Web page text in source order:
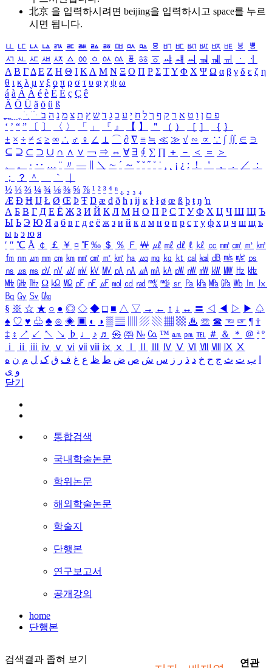
北京 을 입력하시려면 beijing을 입력하시고 space를 누르
시면 됩니다.
ㅥ ㅦ ㅧ ㅨ ㅩ ㅪ ㅫ ㅬ ㅭ ㅮ ㅯ ㅰ ㅱ ㅲ ㅳ ㅴ ㅵ ㅶ ㅷ ㅸ
ㅹ
ㅺ ㅻ ㅼ ㅽ ㅾ ㅿ ㆀ ㆁ ㆂ ㆃ ㆄ ㆅ ㆆ ㆇ ㆈ ㆉ ㆊ ㆋ ㆌ ㆍ
ㆎ
Α Β ΓΔ Ε Ζ Η Θ Ι ΚΛ Μ Ν Ξ Ο Π Ρ Σ ΤΥ Φ Χ Ψ Ω α β γ δ ε ζ η
θ ι κ λ μ ν ξ ο π ρ σ τ υ φ χ ψ ω
á à Á À é è É È ç Ç ê
Ä Ö Ü ä ö ü ß
ִֶֹ ֻּ ׁׂ פ ם ן ו ט א ר ק ף ך ל ח י ע כ ג ד ש ץ ת צ מ נ ה ב
‘ ’ “ ” 〔 〕 〈 〉 「 」 『 』 【 】 ＂ （ ） ［ ］ ｛ ｝
± × ÷ ≠ ≤ ≥ ∞ ∴ ♂ ♀ ∠ ⊥ ⌒ ∂ ∇ ≡ ≒ ≪ ≫ √ ∽ ∝ ∵ ∫ ∬ ∈ ∋
⊆ ⊇ ⊂ ⊃ ∪ ∩ ∧ ∨ ￢ ⇒ ⇔ ∀ ∃ ∮ ∑ ∏ ＋ － ＜ ＝
＞
、
。 · ‥ … ¨ 〃 ― ＼ ∼ ´ ～ ˇ ˘ ˝ ˚ ˙ ¸ ¡ ¿ ː ！ ＇ ， ． ／
：
；
？ ＾ ｀
½ ⅓ ⅔ ¼ ¾ ⅛ ⅜ ⅝ ⅞ ¹ ² ³ ⁴ ⁿ ₁ ₂ ₃ ₄
Æ Ð Ħ Ĳ Ł Ø Œ Þ Ŧ Ŋ æ đ ð ħ ı ĳ ĸ ŀ ł ø œ ß þ ŧ ŋ ŉ
А Б В Г Д Е Ё Ж З И Й К Л М Н О П Р С Т У Ф Х Ц Ч Ш Щ Ъ
Ы Ь Э Ю Я а б в г д е ё ж з и й к л м н о п р с т у ф х ц ч ш щ ъ
ы ь э ю я
′ ″ ℃ Å ￠ ￡ ￥ ¤ ℉ ‰ ＄ ％ Ｆ ￦ ㎕ ㎖ ㎗ ℓ ㎘ ㏄ ㎣ ㎤ ㎥ ㎦
㎙ ㎚ ㎛ ㎜ ㎝ ㎞ ㎟ ㎠ ㎡ ㎢ ㏊ ㎍ ㎎ ㎏ ㏏ ㎈ ㎉ ㏈ ㎧ ㎨ ㎰
㎱ ㎲ ㎳ ㎴ ㎵ ㎶ ㎷ ㎸ ㎹ ㎀ ㎁ ㎂ ㎃ ㎄ ㎺ ㎻ ㎽ ㎾ ㎿ ㎐ ㎑
㎒ ㎓ ㎔ Ω ㏀ ㏁ ㎊ ㎋ ㎌ ㏖ ㏅ ㎭ ㎮ ㎯ ㏛ ㎩ ㎪ ㎫ ㎬ ㏝ ㏐
㏓
㏃ ㏉ ㏜ ㏆
§ ※ ☆ ★ ○ ● ◎ ◇ ◆ □ ■ △ ▽ → ← ↑ ↓ ↔ 〓 ◁ ◀ ▷ ▶ ♤
♠ ♡ ♥ ♧ ♣ ⊙ ◈ ▣ ◐ ◑ ▒ ▤ ▨ ▧ ▦ ▩ ♨ ☏ ☎ ☜ ☞ ¶ †
‡ ↕ ↗ ↙ ↖ ↘ ♭ ♩ ♪ ♬ ㉿ ㈜ № ㏇ ™ ㏂ ㏘ ℡ ＃ ＆ ＊ ＠ ª º
ⅰ
ⅱ ⅲ ⅳ ⅴ ⅵ ⅶ ⅷ ⅸ ⅹ Ⅳ Ⅴ Ⅵ Ⅶ Ⅷ Ⅸ Ⅹ
ب ت ث ج ح خ د ذ ر ز س ش ص ض ط ظ ع غ ف ق ک ل م ن ه
و ی
닫기
통합검색
국내학술논문
학위논문
해외학술논문
학술지
단행본
연구보고서
공개강의
home
단행본
검색결과 좁혀 보기
연관